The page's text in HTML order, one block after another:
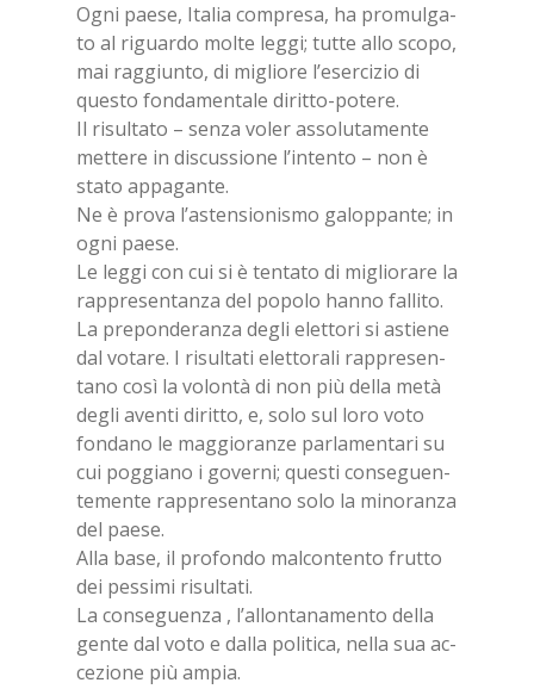
Ogni pae­se, Ita­lia com­pre­sa, ha pro­mul­ga­
to al ri­guar­do mol­te leg­gi; tut­te allo sco­po,
mai rag­giun­to, di mi­glio­re l’e­ser­ci­zio di
que­sto fon­da­men­ta­le di­rit­to-po­te­re.
Il ri­sul­ta­to – sen­za vo­ler as­so­lu­ta­men­te
met­te­re in di­scus­sio­ne l’in­ten­to – non è
sta­to ap­pa­gan­te.
Ne è pro­va l’a­sten­sio­ni­smo ga­lop­pan­te; in
ogni pae­se.
Le leg­gi con cui si è ten­ta­to di mi­glio­ra­re la
rap­pre­sen­tan­za del po­po­lo han­no fal­li­to.
La pre­pon­de­ran­za de­gli elet­to­ri si astie­ne
dal vo­ta­re. I ri­sul­ta­ti elet­to­ra­li rap­pre­sen­
ta­no così la vo­lon­tà di non più del­la metà
de­gli aven­ti di­rit­to, e, solo sul loro voto
fon­da­no le mag­gio­ran­ze par­la­men­ta­ri su
cui pog­gia­no i go­ver­ni; que­sti con­se­guen­
te­men­te rap­pre­sen­ta­no solo la mi­no­ran­za
del pae­se.
Alla base, il pro­fon­do mal­con­ten­to frut­to
dei pes­si­mi ri­sul­ta­ti.
La con­se­guen­za , l’al­lon­ta­na­men­to del­la
gen­te dal voto e dal­la po­li­ti­ca, nel­la sua ac­
ce­zio­ne più am­pia.